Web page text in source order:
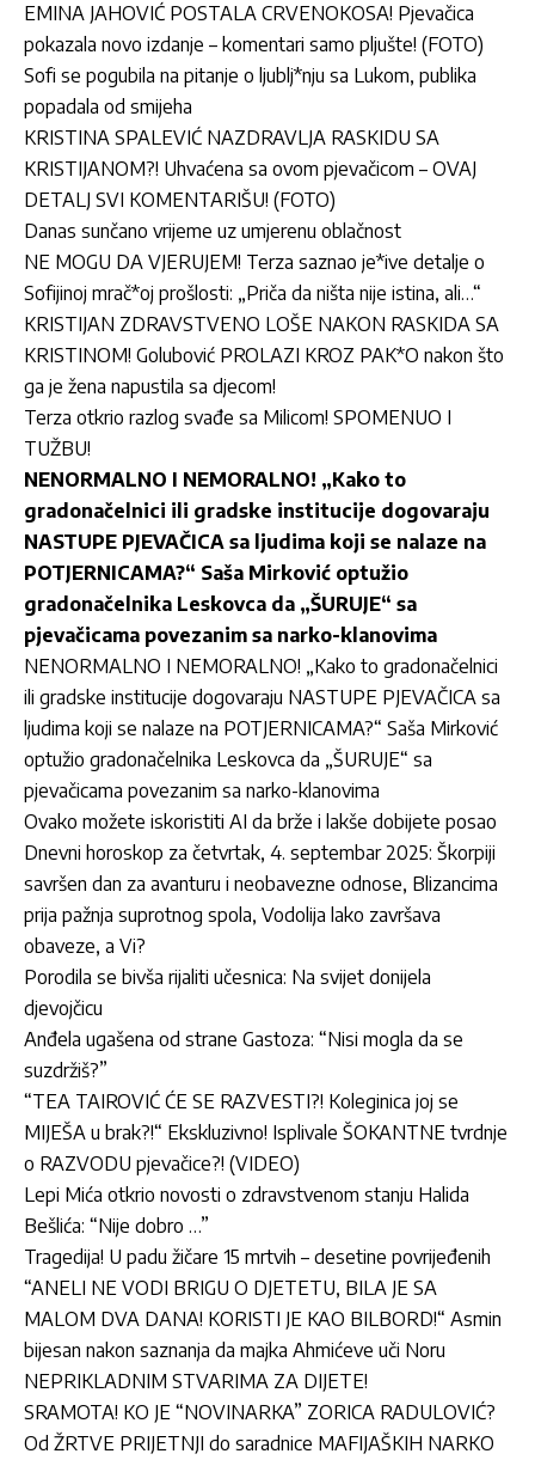
EMINA JAHOVIĆ POSTALA CRVENOKOSA! Pjevačica
pokazala novo izdanje – komentari samo pljušte! (FOTO)
Sofi se pogubila na pitanje o ljublj*nju sa Lukom, publika
popadala od smijeha
KRISTINA SPALEVIĆ NAZDRAVLJA RASKIDU SA
KRISTIJANOM?! Uhvaćena sa ovom pjevačicom – OVAJ
DETALJ SVI KOMENTARIŠU! (FOTO)
Danas sunčano vrijeme uz umjerenu oblačnost
NE MOGU DA VJERUJEM! Terza saznao je*ive detalje o
Sofijinoj mrač*oj prošlosti: „Priča da ništa nije istina, ali…“
KRISTIJAN ZDRAVSTVENO LOŠE NAKON RASKIDA SA
KRISTINOM! Golubović PROLAZI KROZ PAK*O nakon što
ga je žena napustila sa djecom!
Terza otkrio razlog svađe sa Milicom! SPOMENUO I
TUŽBU!
NENORMALNO I NEMORALNO! „Kako to
gradonačelnici ili gradske institucije dogovaraju
NASTUPE PJEVAČICA sa ljudima koji se nalaze na
POTJERNICAMA?“ Saša Mirković optužio
gradonačelnika Leskovca da „ŠURUJE“ sa
pjevačicama povezanim sa narko-klanovima
NENORMALNO I NEMORALNO! „Kako to gradonačelnici
ili gradske institucije dogovaraju NASTUPE PJEVAČICA sa
ljudima koji se nalaze na POTJERNICAMA?“ Saša Mirković
optužio gradonačelnika Leskovca da „ŠURUJE“ sa
pjevačicama povezanim sa narko-klanovima
Ovako možete iskoristiti AI da brže i lakše dobijete posao
Dnevni horoskop za četvrtak, 4. septembar 2025: Škorpiji
savršen dan za avanturu i neobavezne odnose, Blizancima
prija pažnja suprotnog spola, Vodolija lako završava
obaveze, a Vi?
Porodila se bivša rijaliti učesnica: Na svijet donijela
djevojčicu
Anđela ugašena od strane Gastoza: “Nisi mogla da se
suzdržiš?”
“TEA TAIROVIĆ ĆE SE RAZVESTI?! Koleginica joj se
MIJEŠA u brak?!“ Ekskluzivno! Isplivale ŠOKANTNE tvrdnje
o RAZVODU pjevačice?! (VIDEO)
Lepi Mića otkrio novosti o zdravstvenom stanju Halida
Bešlića: “Nije dobro …”
Tragedija! U padu žičare 15 mrtvih – desetine povrijeđenih
“ANELI NE VODI BRIGU O DJETETU, BILA JE SA
MALOM DVA DANA! KORISTI JE KAO BILBORD!“ Asmin
bijesan nakon saznanja da majka Ahmićeve uči Noru
NEPRIKLADNIM STVARIMA ZA DIJETE!
SRAMOTA! KO JE “NOVINARKA” ZORICA RADULOVIĆ?
Od ŽRTVE PRIJETNJI do saradnice MAFIJAŠKIH NARKO